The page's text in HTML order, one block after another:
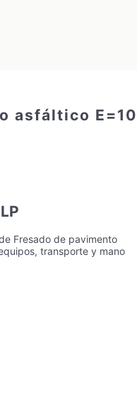
asfáltico E=10
Fresado de pavimento
transporte y mano